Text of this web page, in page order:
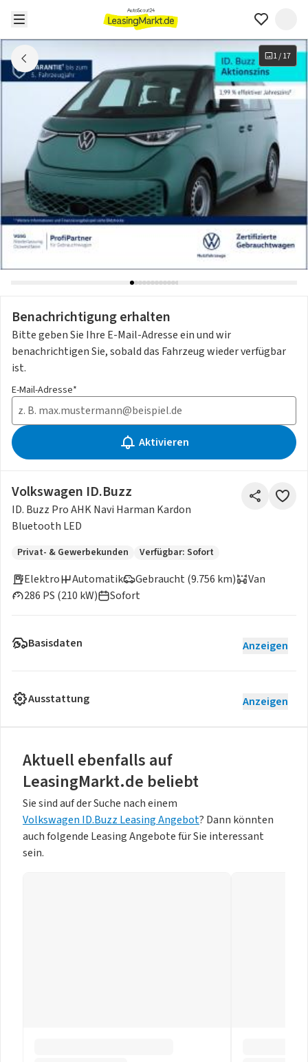
1/17
Benachrichtigung erhalten
Bitte geben Sie Ihre E-Mail-Adresse ein und wir
benachrichtigen Sie, sobald das Fahrzeug wieder verfügbar
ist.
E-Mail-Adresse*
Aktivieren
Volkswagen ID.Buzz
ID. Buzz Pro AHK Navi Harman Kardon
Bluetooth LED
Privat- & Gewerbekunden Verfügbar: Sofort
Elektro
Gebraucht (9.756 km)
286 PS (210 kW)
Automatik
Van
Sofort
Basisdaten Anzeigen
Ausstattung Anzeigen
Aktuell ebenfalls auf
LeasingMarkt.de beliebt
Sie sind auf der Suche nach einem
Volkswagen ID.Buzz Leasing Angebot? Dann könnten
auch folgende Leasing Angebote für Sie interessant
sein.